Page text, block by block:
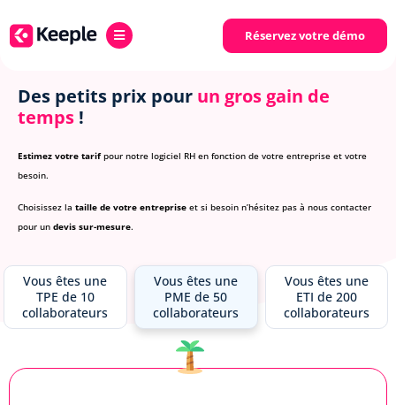
Réservez votre démo
Des petits prix pour un gros gain de
temps !
Estimez votre tarifpour notre logiciel RH en fonction de votre entreprise et votre
besoin.
Choisissez la taille de votre entreprise et si besoin n’hésitez pas à nous contacter
pour un devis sur-mesure.
Vous êtes une
TPE de 10
collaborateurs
Vous êtes une
PME de 50
collaborateurs
Vous êtes une
ETI de 200
collaborateurs